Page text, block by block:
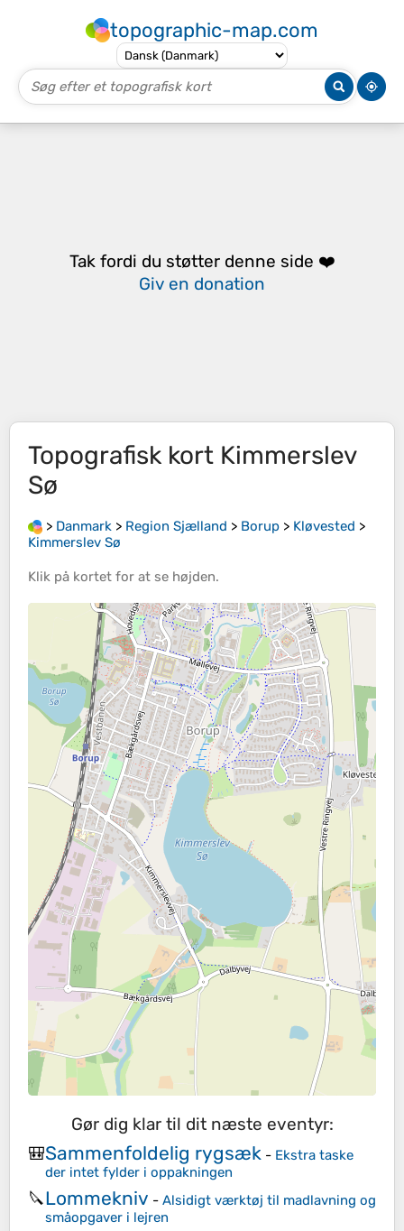
topographic-map.com
Tak fordi du støtter denne side ❤️
Giv en donation
Topografisk kort Kimmerslev
Sø
> Danmark > Region Sjælland > Borup > Kløvested >
Kimmerslev Sø
Klik på kortet for at se højden.
Gør dig klar til dit næste eventyr:
🎒Sammenfoldelig rygsæk - Ekstra taske
der intet fylder i oppakningen
🔪Lommekniv - Alsidigt værktøj til madlavning og
småopgaver i lejren